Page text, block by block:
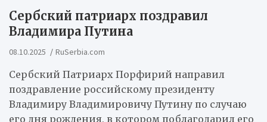
Сербский патриарх поздравил
Владимира Путина
08.10.2025 RuSerbia.com
Сербский Патриарх Порфирий направил
поздравление российскому президенту
Владимиру Владимировичу Путину по случаю
его дня рождения, в котором поблагодарил его